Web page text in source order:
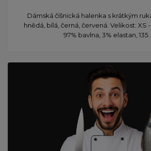
Dámská číšnická halenka s krátkým
hnědá, bílá, černá, červená. Velikost: XS
97% bavlna, 3% elastan, 135 ...